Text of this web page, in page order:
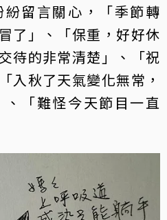
留言關心，「季節轉
了」、「保重，好好休
待的非常清楚」、「祝
入秋了天氣變化無常，
「難怪今天節目一直